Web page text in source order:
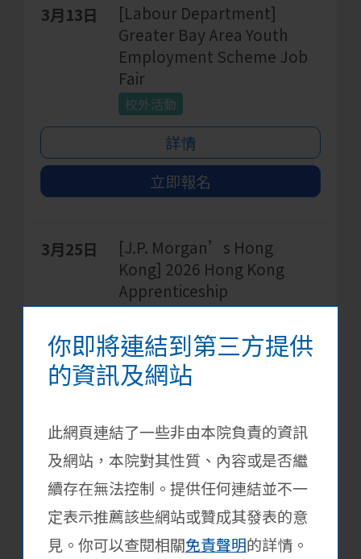
你即將連結到第三方提供
的資訊及網站
此網頁連結了一些非由本院負責的資訊
及網站，本院對其性質、內容或是否繼
續存在無法控制。提供任何連結並不一
定表示推薦該些網站或贊成其發表的意
見。你可以查閱相關免責聲明的詳情。
3月13日
[Labour Department]
Greater Bay Area Youth
Employment Scheme Job
Fair
校外活動
詳情
立即報名
3月25日
[J.P. Morgan’s Hong
Kong] 2026 Hong Kong
Apprenticeship
Programme - Open House
校外活動
詳情
3月31日
[Hong Kong Trade
Development Council
Exhibitions Department]
2026 Exhibitions
Attachment Programme